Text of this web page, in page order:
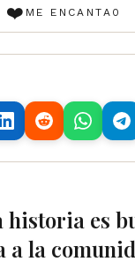
❤️ ME ENCANTA 0
historia es
a la